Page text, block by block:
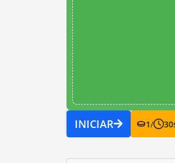
INICIAR 1/ 30